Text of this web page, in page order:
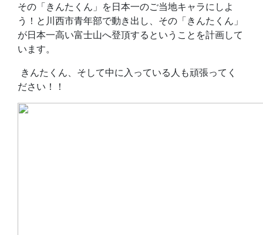
その「きんたくん」を日本一のご当地キャラにしよ
う！と川西市青年部で動き出し、その「きんたくん」
が日本一高い富士山へ登頂するということを計画して
います。
きんたくん、そして中に入っている人も頑張ってく
ださい！！